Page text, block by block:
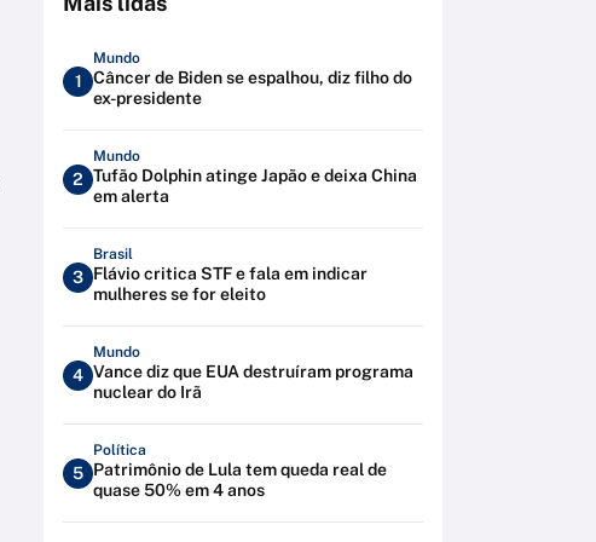
1
Mundo
Câncer de Biden se espalhou, diz filho do
ex-presidente
2
Mundo
Tufão Dolphin atinge Japão e deixa China
em alerta
3
Brasil
Flávio critica STF e fala em indicar
mulheres se for eleito
4
Mundo
Vance diz que EUA destruíram programa
nuclear do Irã
5
Política
Patrimônio de Lula tem queda real de
quase 50% em 4 anos